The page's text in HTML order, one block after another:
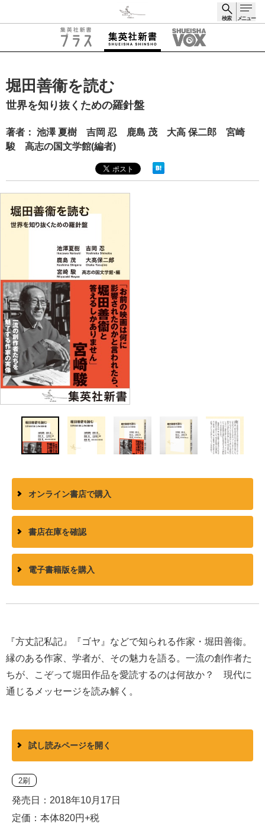
検索 メニュー
堀田善衞を読む
世界を知り抜くための羅針盤
著者： 池澤 夏樹 吉岡 忍 鹿島 茂 大高 保二郎 宮崎
駿 高志の国文学館(編者)
オンライン書店で購入
書店在庫を確認
電子書籍版を購入
『方丈記私記』『ゴヤ』などで知られる作家・堀田善衞。
縁のある作家、学者が、その魅力を語る。一流の創作者た
ちが、こぞって堀田作品を愛読するのは何故か？ 現代に
通じるメッセージを読み解く。
試し読みページを開く
2刷
発売日：2018年10月17日
定価：本体820円+税